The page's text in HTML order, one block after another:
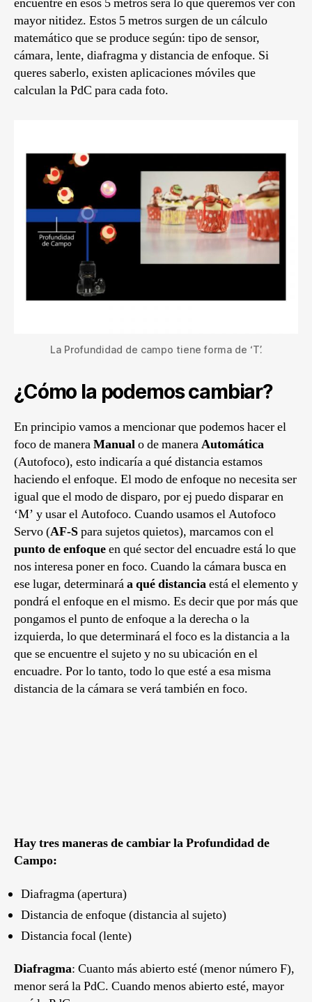
encuentre en esos 5 metros será lo que queremos ver con
mayor nitidez. Estos 5 metros surgen de un cálculo
matemático que se produce según: tipo de sensor,
cámara, lente, diafragma y distancia de enfoque. Si
queres saberlo, existen aplicaciones móviles que
calculan la PdC para cada foto.
La Profundidad de campo tiene forma de ‘T’.
¿Cómo la podemos cambiar?
En principio vamos a mencionar que podemos hacer el
foco de maneraManualo de maneraAutomática
(Autofoco), esto indicaría a qué distancia estamos
haciendo el enfoque. El modo de enfoque no necesita ser
igual que el modo de disparo, por ej puedo disparar en
‘M’ y usar el Autofoco. Cuando usamos el Autofoco
Servo (AF-Spara sujetos quietos), marcamos con el
punto de enfoqueen qué sector del encuadre está lo que
nos interesa poner en foco. Cuando la cámara busca en
ese lugar, determinaráa qué distanciaestá el elemento y
pondrá el enfoque en el mismo. Es decir que por más que
pongamos el punto de enfoque a la derecha o la
izquierda, lo que determinará el foco es la distancia a la
que se encuentre el sujeto y no su ubicación en el
encuadre. Por lo tanto, todo lo que esté a esa misma
distancia de la cámara se verá también en foco.
Hay tres maneras de cambiar la Profundidad de
Campo:
Diafragma (apertura)
Distancia de enfoque (distancia al sujeto)
Distancia focal (lente)
Diafragma: Cuanto más abierto esté (menor número F),
menor será la PdC. Cuando menos abierto esté, mayor